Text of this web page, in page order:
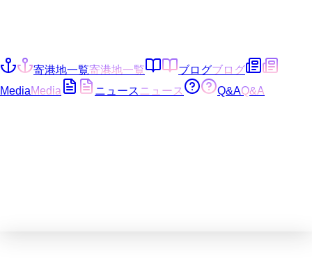
寄港地一覧寄港地一覧 ブログブログ
MediaMedia ニュース ニュース Q&AQ&A